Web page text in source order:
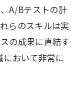
A/Bテストの計
らのスキルは実
の成果に直結す
において非常に